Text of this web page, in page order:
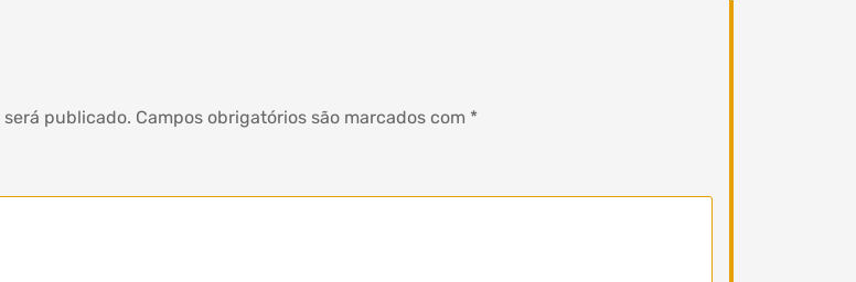
publicado. Campos obrigatórios são marcados com *